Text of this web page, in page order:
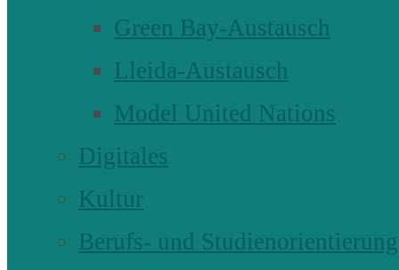
Green Bay-Austausch
Lleida-Austausch
Model United Nations
Digitales
Kultur
Berufs- und Studienorientierung